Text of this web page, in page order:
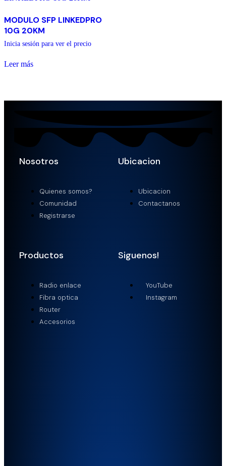
MODULO SFP LINKEDPRO
10G 20KM
Inicia sesión para ver el precio
Leer más
Nosotros
Quienes somos?
Comunidad
Registrarse
Ubicacion
Ubicacion
Contactanos
Productos
Radio enlace
Fibra optica
Router
Accesorios
Siguenos!
YouTube
Instagram